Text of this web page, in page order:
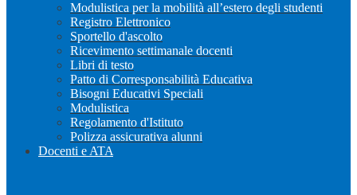
Modulistica per la mobilità all’estero degli studenti
Registro Elettronico
Sportello d'ascolto
Ricevimento settimanale docenti
Libri di testo
Patto di Corresponsabilità Educativa
Bisogni Educativi Speciali
Modulistica
Regolamento d'Istituto
Polizza assicurativa alunni
Docenti e ATA